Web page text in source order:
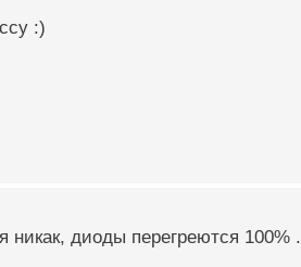
:)
никак, диоды перегреются 100% .